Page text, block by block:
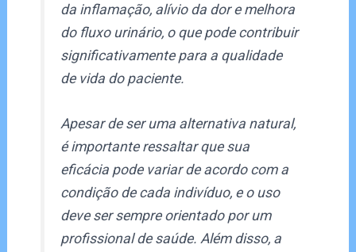
da inflamação, alívio da dor e melhora
do fluxo urinário, o que pode contribuir
significativamente para a qualidade
de vida do paciente.
Apesar de ser uma alternativa natural,
é importante ressaltar que sua
eficácia pode variar de acordo com a
condição de cada indivíduo, e o uso
deve ser sempre orientado por um
profissional de saúde. Além disso, a